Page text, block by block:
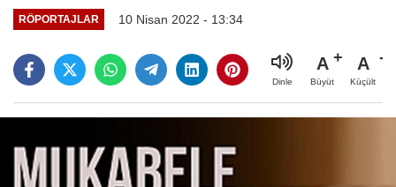
RÖPORTAJLAR 10 Nisan 2022 - 13:34
Dinle
A
Büyüt
A
Küçült